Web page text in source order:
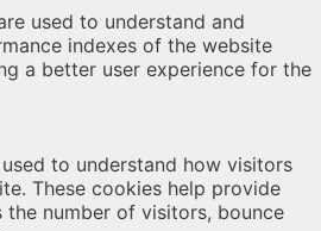
used to understand and
indexes of the website
a better user experience for the
to understand how visitors
These cookies help provide
number of visitors, bounce